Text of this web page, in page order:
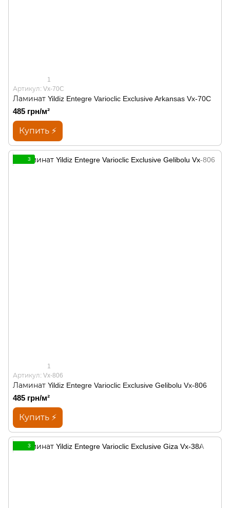
1
Артикул: Vx-70C
Ламинат Yildiz Entegre Varioclic Exclusive Arkansas Vx-70C
485 грн/м²
Купить ⚡
3
1
Артикул: Vx-806
Ламинат Yildiz Entegre Varioclic Exclusive Gelibolu Vx-806
485 грн/м²
Купить ⚡
3